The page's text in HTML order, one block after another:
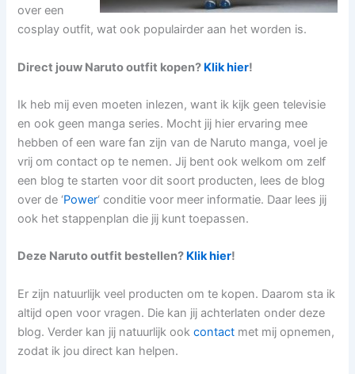
over een
cosplay outfit, wat ook populairder aan het worden is.
Direct jouw Naruto outfit kopen? Klik hier!
Ik heb mij even moeten inlezen, want ik kijk geen televisie
en ook geen manga series. Mocht jij hier ervaring mee
hebben of een ware fan zijn van de Naruto manga, voel je
vrij om contact op te nemen. Jij bent ook welkom om zelf
een blog te starten voor dit soort producten, lees de blog
over de ‘Power‘ conditie voor meer informatie. Daar lees jij
ook het stappenplan die jij kunt toepassen.
Deze Naruto outfit bestellen? Klik hier!
Er zijn natuurlijk veel producten om te kopen. Daarom sta ik
altijd open voor vragen. Die kan jij achterlaten onder deze
blog. Verder kan jij natuurlijk ookcontact met mij opnemen,
zodat ik jou direct kan helpen.